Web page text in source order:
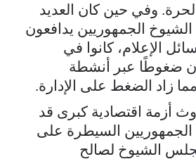
الحرة. وفي حين كان العديد
الجمهوريين يدافعون
الإعلام، كانوا في
ضغوطًا عبر أنشطة
زاد الضغط على الإدارة.
أزمة اقتصادية كبرى قد
السيطرة على
الشيوخ لصالح